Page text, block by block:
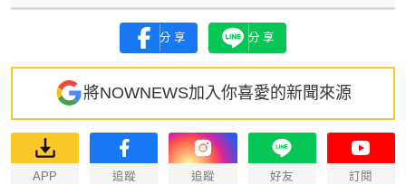
分享 分享
將NOWNEWS加入你喜愛的新聞來源
APP 追蹤 追蹤 好友 訂閱